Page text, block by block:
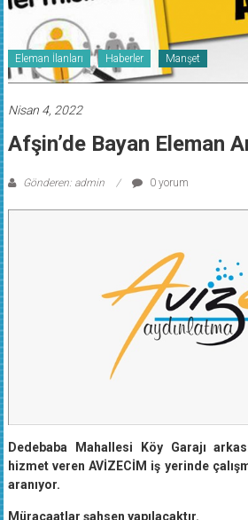
Eleman İlanları Haberler Manşet
Nisan 4, 2022
Afşin’de Bayan Eleman
Gönderen: admin 0 yorum
Dedebaba Mahallesi Köy Garajı
hizmet veren AVİZECİM iş yerinde
aranıyor.
Müracaatlar şahsen yapılacaktır.